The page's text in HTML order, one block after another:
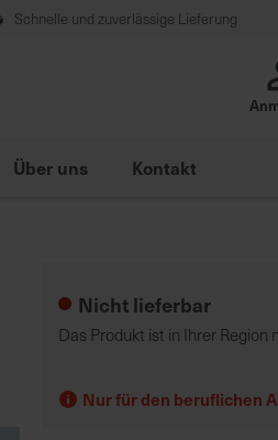
Schnelle und zuverlässige Lieferung
Über uns Kontakt
Nicht lieferbar
Das Produkt ist in Ihrer Region
Nur für den beruflichen